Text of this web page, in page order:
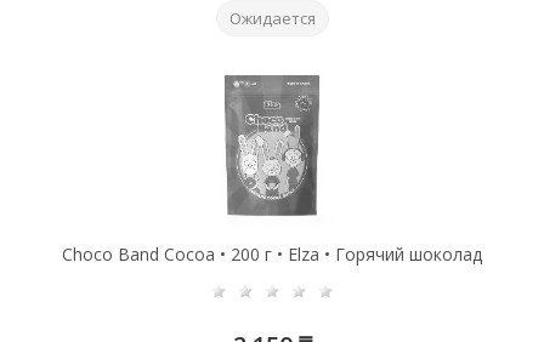
Ожидается
Choco Band Cocoa • 200 г • Elza • Горячий шоколад